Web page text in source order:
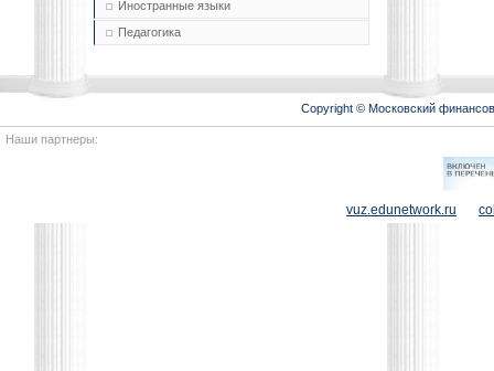
Иностранные языки
Педагогика
Copyright © Московский
Наши партнеры:
vuz.edunetwork.ru